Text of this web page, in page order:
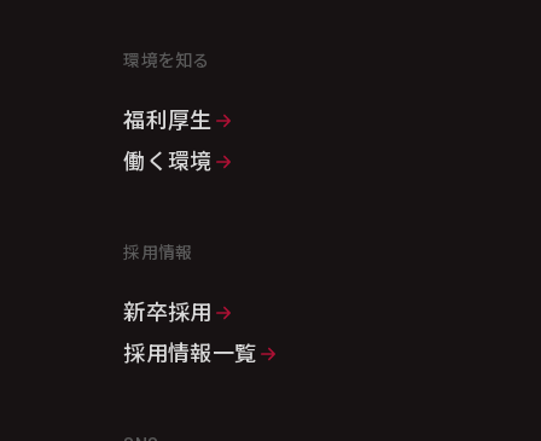
環境を知る
福利厚生
働く環境
採用情報
新卒採用
採用情報一覧